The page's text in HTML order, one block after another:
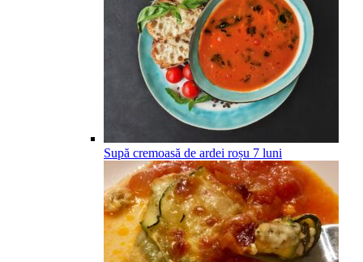
Supă cremoasă de ardei roșu 7 luni